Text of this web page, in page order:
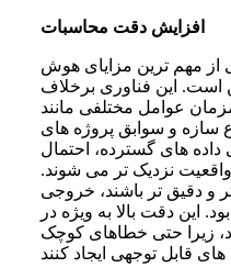
افزایش دقت محاسبات
مهم ترین مزایای هوش
است. این فناوری برخلاف
عوامل مختلفی مانند
سازه و سوابق پروژه های
داده های گسترده، احتمال
نزدیک تر می شوند.
و دقیق تر باشند، خروجی
این دقت بالا به ویژه در
زیرا حتی خطاهای کوچک